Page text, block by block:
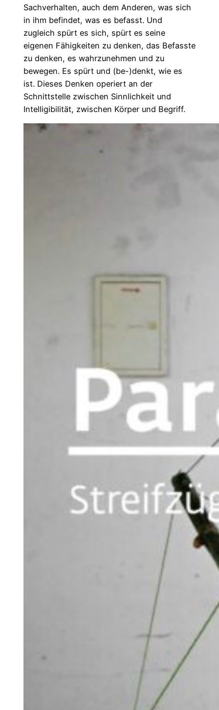
Sachverhalten, auch dem Anderen, was sich
in ihm befindet, was es befasst. Und
zugleich spürt es sich, spürt es seine
eigenen Fähigkeiten zu denken, das Befasste
zu denken, es wahrzunehmen und zu
bewegen. Es spürt und (be-)denkt, wie es
ist. Dieses Denken operiert an der
Schnittstelle zwischen Sinnlichkeit und
Intelligibilität, zwischen Körper und Begriff.